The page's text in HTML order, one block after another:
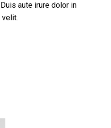
aute irure dolor in
velit.